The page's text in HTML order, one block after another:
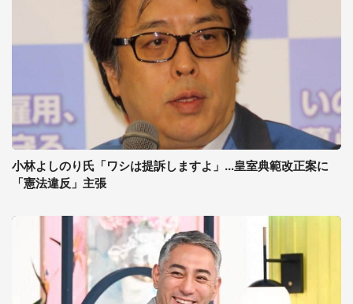
小林よしのり氏「ワシは提訴しますよ」...皇室典範改正案に
「憲法違反」主張